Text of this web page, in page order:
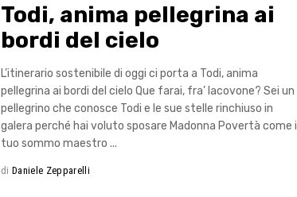
Todi, anima pellegrina ai
bordi del cielo
L’itinerario sostenibile di oggi ci porta a Todi, anima
pellegrina ai bordi del cielo Que farai, fra’ Iacovone? Sei un
pellegrino che conosce Todi e le sue stelle rinchiuso in
galera perché hai voluto sposare Madonna Povertà come il
tuo sommo maestro
di Daniele Zepparelli